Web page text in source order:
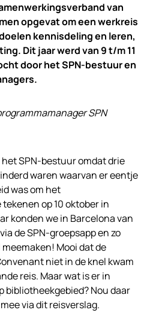
van
opgevat om een werkreis
kennisdeling en leren,
Dit jaar werd van 9 t/m 11
door het SPN-bestuur en
SPN
SPN-bestuur omdat drie
waren waarvan er eentje
was om het
op 10 oktober in
konden we in Barcelona van
de SPN-groepsapp en zo
Mooi dat de
niet in de knel kwam
reis. Maar wat is er in
bibliotheekgebied? Nou daar
via dit reisverslag.